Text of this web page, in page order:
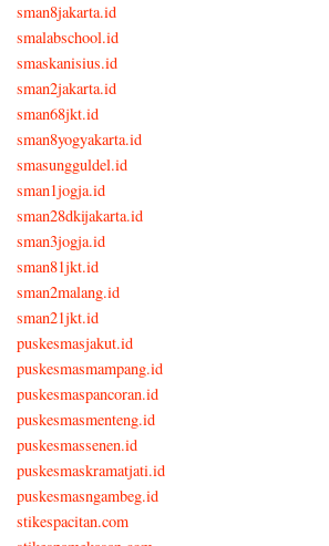
sman8jakarta.id
smalabschool.id
smaskanisius.id
sman2jakarta.id
sman68jkt.id
sman8yogyakarta.id
smasungguldel.id
sman1jogja.id
sman28dkijakarta.id
sman3jogja.id
sman81jkt.id
sman2malang.id
sman21jkt.id
puskesmasjakut.id
puskesmasmampang.id
puskesmaspancoran.id
puskesmasmenteng.id
puskesmassenen.id
puskesmaskramatjati.id
puskesmasngambeg.id
stikespacitan.com